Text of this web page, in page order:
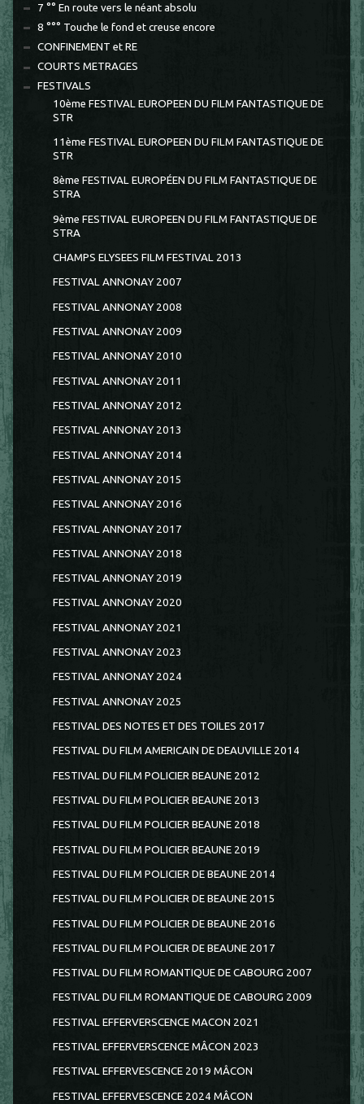
7 °° En route vers le néant absolu
8 °°° Touche le fond et creuse encore
CONFINEMENT et RE
COURTS METRAGES
FESTIVALS
10ème FESTIVAL EUROPEEN DU FILM FANTASTIQUE DE
STR
11ème FESTIVAL EUROPEEN DU FILM FANTASTIQUE DE
STR
8ème FESTIVAL EUROPÉEN DU FILM FANTASTIQUE DE
STRA
9ème FESTIVAL EUROPEEN DU FILM FANTASTIQUE DE
STRA
CHAMPS ELYSEES FILM FESTIVAL 2013
FESTIVAL ANNONAY 2007
FESTIVAL ANNONAY 2008
FESTIVAL ANNONAY 2009
FESTIVAL ANNONAY 2010
FESTIVAL ANNONAY 2011
FESTIVAL ANNONAY 2012
FESTIVAL ANNONAY 2013
FESTIVAL ANNONAY 2014
FESTIVAL ANNONAY 2015
FESTIVAL ANNONAY 2016
FESTIVAL ANNONAY 2017
FESTIVAL ANNONAY 2018
FESTIVAL ANNONAY 2019
FESTIVAL ANNONAY 2020
FESTIVAL ANNONAY 2021
FESTIVAL ANNONAY 2023
FESTIVAL ANNONAY 2024
FESTIVAL ANNONAY 2025
FESTIVAL DES NOTES ET DES TOILES 2017
FESTIVAL DU FILM AMERICAIN DE DEAUVILLE 2014
FESTIVAL DU FILM POLICIER BEAUNE 2012
FESTIVAL DU FILM POLICIER BEAUNE 2013
FESTIVAL DU FILM POLICIER BEAUNE 2018
FESTIVAL DU FILM POLICIER BEAUNE 2019
FESTIVAL DU FILM POLICIER DE BEAUNE 2014
FESTIVAL DU FILM POLICIER DE BEAUNE 2015
FESTIVAL DU FILM POLICIER DE BEAUNE 2016
FESTIVAL DU FILM POLICIER DE BEAUNE 2017
FESTIVAL DU FILM ROMANTIQUE DE CABOURG 2007
FESTIVAL DU FILM ROMANTIQUE DE CABOURG 2009
FESTIVAL EFFERVERSCENCE MACON 2021
FESTIVAL EFFERVERSCENCE MÂCON 2023
FESTIVAL EFFERVESCENCE 2019 MÂCON
FESTIVAL EFFERVESCENCE 2024 MÂCON